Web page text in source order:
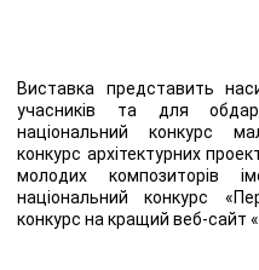
Виставка представить
учасників та для
національний конкурс
конкурс архітектурних
молодих композиторів
національний конкурс
конкурс на кращий веб-сайт